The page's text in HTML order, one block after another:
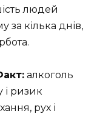
людей
за кілька днів,
алкоголь
і ризик
рух і